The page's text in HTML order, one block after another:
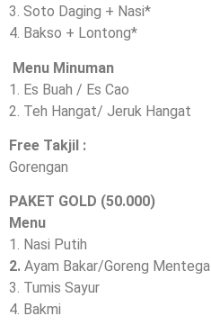
3. Soto Daging + Nasi*
4. Bakso + Lontong*
Menu Minuman
1. Es Buah / Es Cao
2. Teh Hangat/ Jeruk Hangat
Free Takjil :
Gorengan
PAKET GOLD (50.000)
Menu
1. Nasi Putih
2. Ayam Bakar/Goreng Mentega
3. Tumis Sayur
4. Bakmi